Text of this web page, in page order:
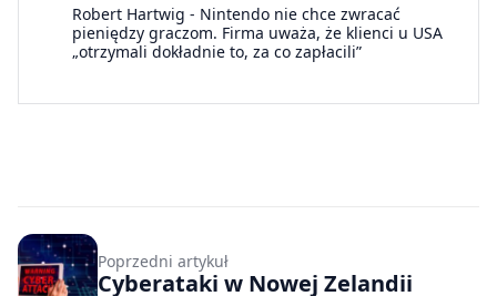
Robert Hartwig - Nintendo nie chce zwracać
pieniędzy graczom. Firma uważa, że klienci u USA
„otrzymali dokładnie to, za co zapłacili”
Poprzedni artykuł
Cyberataki w Nowej Zelandii